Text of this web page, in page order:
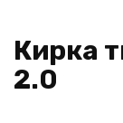
Кирка
2.0